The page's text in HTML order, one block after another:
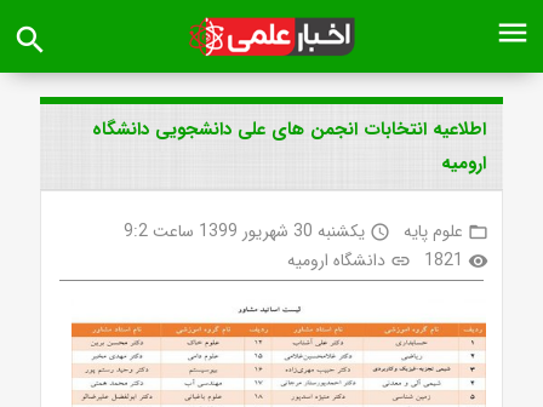
menu
search
اطلاعیه انتخابات انجمن های علی دانشجویی دانشگاه
ارومیه
folder_open علوم پایه access_time یکشنبه 30 شهریور 1399 ساعت 9:2
visibility
1821
link دانشگاه ارومیه